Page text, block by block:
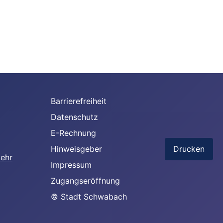
Barrierefreiheit
Datenschutz
E-Rechnung
Hinweisgeber
Impressum
Zugangseröffnung
© Stadt Schwabach
Drucken